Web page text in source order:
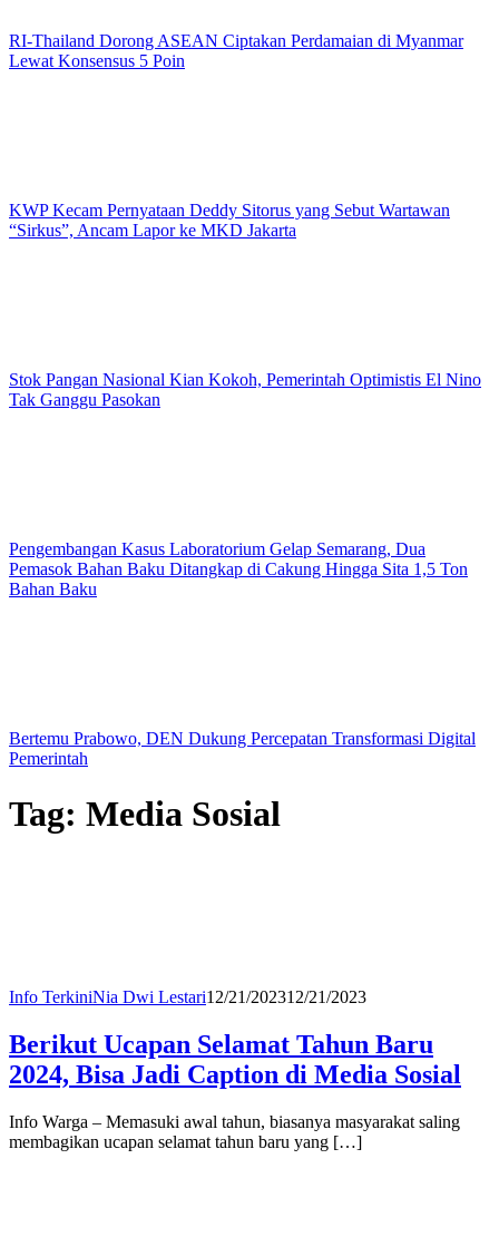
RI-Thailand Dorong ASEAN Ciptakan Perdamaian di Myanmar
Lewat Konsensus 5 Poin
KWP Kecam Pernyataan Deddy Sitorus yang Sebut Wartawan
“Sirkus”, Ancam Lapor ke MKD Jakarta
Stok Pangan Nasional Kian Kokoh, Pemerintah Optimistis El Nino
Tak Ganggu Pasokan
Pengembangan Kasus Laboratorium Gelap Semarang, Dua
Pemasok Bahan Baku Ditangkap di Cakung Hingga Sita 1,5 Ton
Bahan Baku
Bertemu Prabowo, DEN Dukung Percepatan Transformasi Digital
Pemerintah
Tag: Media Sosial
Info TerkiniNia Dwi Lestari12/21/202312/21/2023
Berikut Ucapan Selamat Tahun Baru
2024, Bisa Jadi Caption di Media Sosial
Info Warga – Memasuki awal tahun, biasanya masyarakat saling
membagikan ucapan selamat tahun baru yang […]